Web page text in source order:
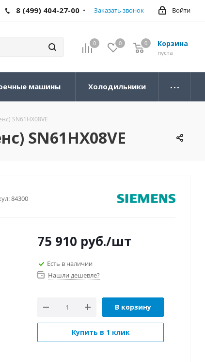
Войти
8 (499) 404-27-00 Заказать звонок
0 0 Корзина
0
пуста
0
машины Холодильники
SN61HX08VE
SN61HX08VE
84300
75 910 руб./шт
Есть в наличии
Нашли дешевле?
В корзину
Купить в 1 клик